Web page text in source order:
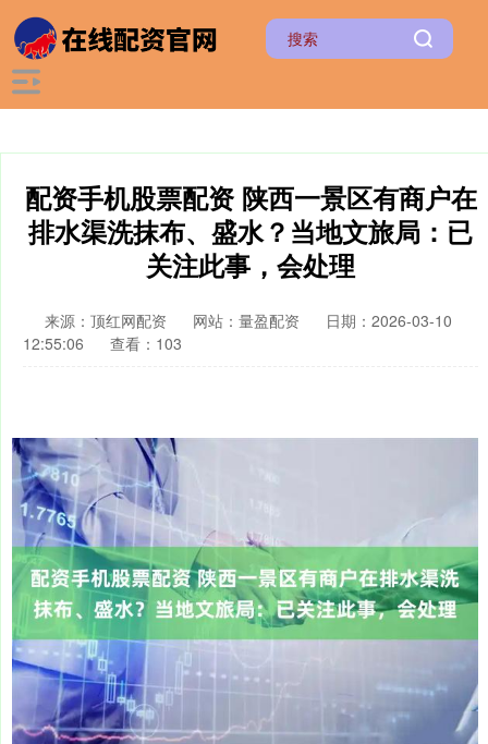
配资手机股票配资 陕西一景区有商户在
排水渠洗抹布、盛水？当地文旅局：已
关注此事，会处理
来源：顶红网配资 网站：量盈配资
日期：2026-03-10
12:55:06
查看：103